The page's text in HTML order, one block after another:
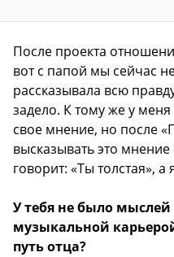
После проекта
вот с папой мы сейчас
рассказывала всю
задело. К тому же у
свое мнение, но после
высказывать это
говорит: «Ты толстая», а
У тебя не было мыслей
музыкальной
путь отца?